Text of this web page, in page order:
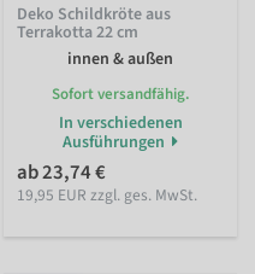
Deko Schildkröte aus
Terrakotta 22 cm
innen & außen
Sofort versandfähig.
In verschiedenen
Ausführungen
ab 23,74 €
19,95 EUR zzgl. ges. MwSt.